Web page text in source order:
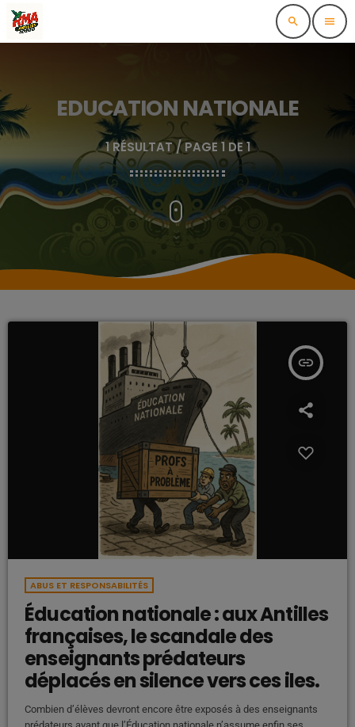
search menu
EDUCATION NATIONALE
1 RÉSULTAT / PAGE 1 DE 1
insert_link
ABUS ET RESPONSABILITÉS
Éducation nationale : aux Antilles
françaises, le scandale des
enseignants prédateurs
déplacés en silence vers ces iles.
Combien d’élèves devront encore être exposés à des enseignants